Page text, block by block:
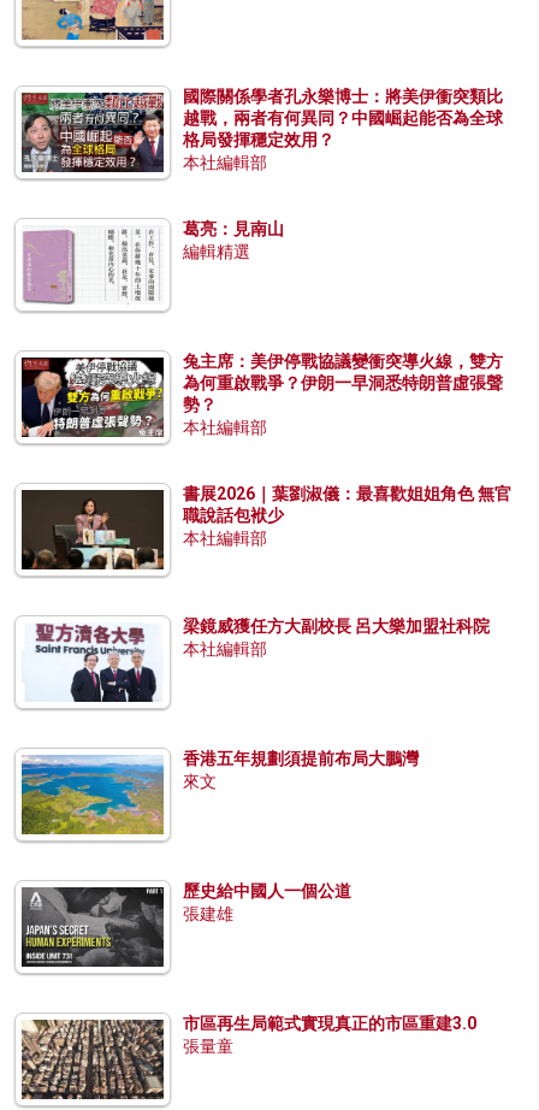
國際關係學者孔永樂博士：將美伊衝突類比
越戰，兩者有何異同？中國崛起能否為全球
格局發揮穩定效用？
本社編輯部
葛亮：見南山
編輯精選
兔主席：美伊停戰協議變衝突導火線，雙方
為何重啟戰爭？伊朗一早洞悉特朗普虛張聲
勢？
本社編輯部
書展2026｜葉劉淑儀：最喜歡姐姐角色 無官
職說話包袱少
本社編輯部
梁鏡威獲任方大副校長 呂大樂加盟社科院
本社編輯部
香港五年規劃須提前布局大鵬灣
來文
歷史給中國人一個公道
張建雄
市區再生局範式實現真正的市區重建3.0
張量童